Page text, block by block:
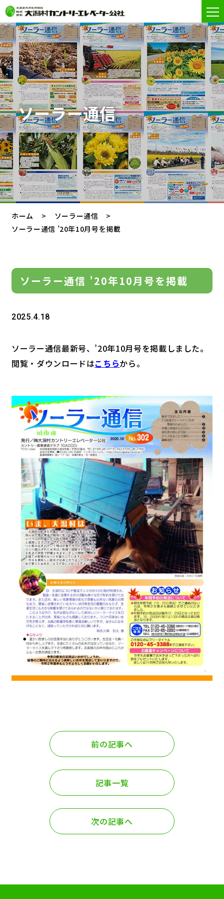
ソーラー通信
ホーム
ソーラー通信
ソーラー通信 ’20年10月号を掲載
ソーラー通信 ’20年10月号を掲載
2025.4.18
ソーラー通信最新号、’20年10月号を掲載しました。
閲覧・ダウンロードはこちらから。
前の記事へ
記事一覧
次の記事へ